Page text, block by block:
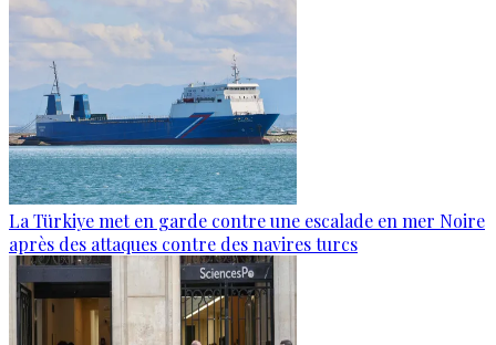
La Türkiye met en garde contre une escalade en mer Noire
après des attaques contre des navires turcs